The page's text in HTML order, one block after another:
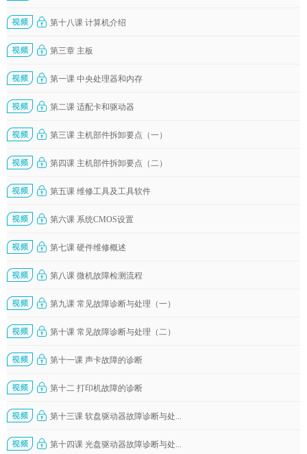
第十八课 计算机介绍
第三章 主板
第一课 中央处理器和内存
第二课 适配卡和驱动器
第三课 主机部件拆卸要点（一）
第四课 主机部件拆卸要点（二）
第五课 维修工具及工具软件
第六课 系统CMOS设置
第七课 硬件维修概述
第八课 微机故障检测流程
第九课 常见故障诊断与处理（一）
第十课 常见故障诊断与处理（二）
第十一课 声卡故障的诊断
第十二 打印机故障的诊断
第十三课 软盘驱动器故障诊断与处...
第十四课 光盘驱动器故障诊断与处...